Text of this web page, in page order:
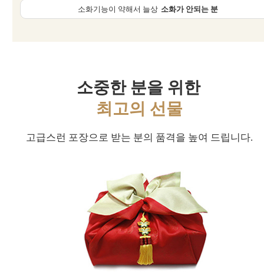
소화기능이 약해서 늘상 소화가 안되는 분
소중한 분을 위한
최고의 선물
고급스런 포장으로 받는 분의 품격을 높여 드립니다.